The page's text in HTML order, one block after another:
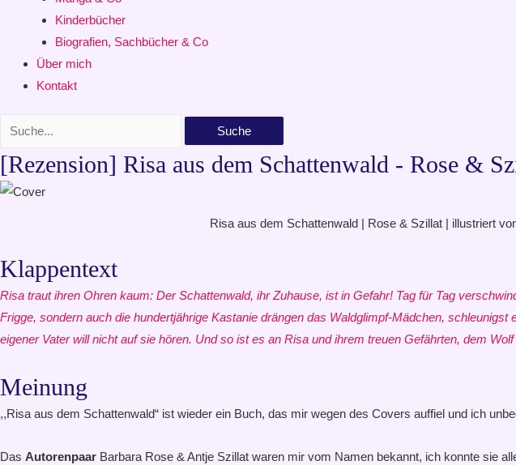
Kinderbücher
Biografien, Sachbücher & Co
Über mich
Kontakt
Suche
[Rezension] Risa aus dem Schattenwald - Rose &
Risa aus dem Schattenwald | Rose & Szillat | illustriert
Klappentext
Risa traut ihren Ohren kaum: Der Schattenwald, ihr Zuhause, ist in Gefahr! Tag für Tag
Frigge, sondern auch die hundertjährige Kastanie drängen das Waldglimpf-Mädchen,
eigener Vater will nicht auf sie hören. Und so ist es an Risa und ihrem treuen Gefährten, dem
Meinung
,,Risa aus dem Schattenwald“ ist wieder ein Buch, das mir wegen des Covers auffiel und ich
Das Autorenpaar Barbara Rose & Antje Szillat waren mir vom Namen bekannt, ich konnte sie